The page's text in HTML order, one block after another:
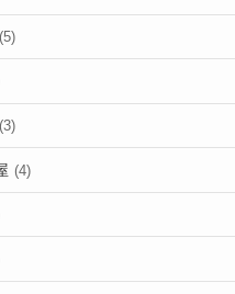
(5)
(3)
(4)